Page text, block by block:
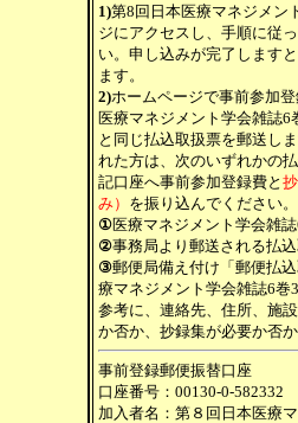
1)第8回日本医療マネジメン
ジにアクセスし、手順に従
い。申し込みが完了します
ます。
2)ホームページで事前参加
医療マネジメント学会雑誌
と同じ払込取扱票を郵送し
れた方は、次のいずれかの
記口座へ事前参加登録費と
み） を振り込んでください。
①医療マネジメント学会雑
②事務局より郵送される払
③郵便局備え付け「郵便払
療マネジメント学会雑誌6巻
参考に、連絡先、住所、施
か否か、抄録集が必要か否
事前登録郵便振替口座
口座番号：00130-0-582332
加入者名：第８回日本医療